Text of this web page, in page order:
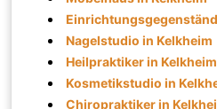
Nagelstudio in Kelkheim
Heilpraktiker in Kelkheim
Kosmetikstudio in
Chiropraktiker in